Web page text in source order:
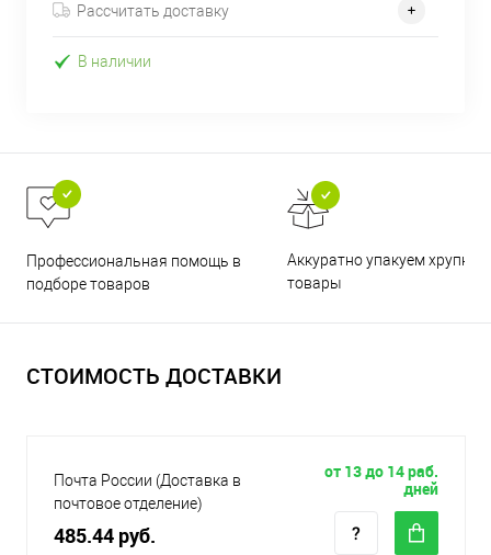
Рассчитать доставку
В наличии
Профессиональная помощь в
подборе товаров
Аккуратно упакуем хрупкие
товары
СТОИМОСТЬ ДОСТАВКИ
Почта России (Доставка в
почтовое отделение)
485.44 руб.
от 13 до 14 раб.
дней